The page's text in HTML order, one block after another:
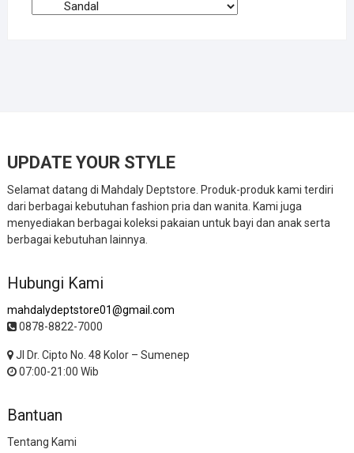
UPDATE YOUR STYLE
Selamat datang di Mahdaly Deptstore. Produk-produk kami terdiri
dari berbagai kebutuhan fashion pria dan wanita. Kami juga
menyediakan berbagai koleksi pakaian untuk bayi dan anak serta
berbagai kebutuhan lainnya.
Hubungi Kami
mahdalydeptstore01@gmail.com
0878-8822-7000
Jl Dr. Cipto No. 48 Kolor – Sumenep
07:00-21:00 Wib
Bantuan
Tentang Kami